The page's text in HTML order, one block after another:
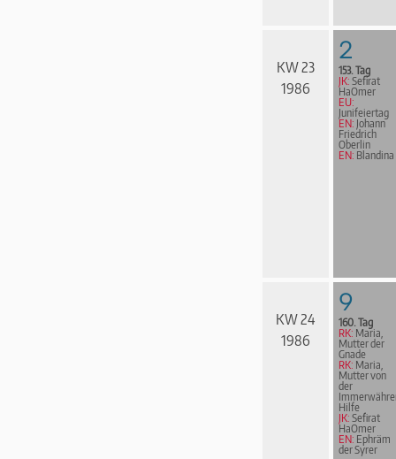
KW 23
1986
2
153. Tag
JK: Sefirat
HaOmer
EU:
Junifeiertag
EN: Johann
Friedrich
Oberlin
EN: Blandina
KW 24
1986
9
160. Tag
RK: Maria,
Mutter der
Gnade
RK: Maria,
Mutter von
der
Hilfe
JK: Sefirat
HaOmer
EN: Ephräm
der Syrer